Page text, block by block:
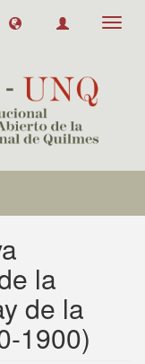
la
de la
1900)